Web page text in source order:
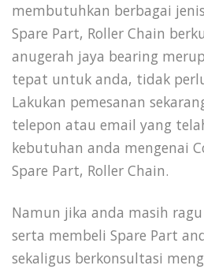
membutuhkan berbagai
Spare Part, Roller Chain
anugerah jaya bearing
tepat untuk anda, tidak
Lakukan pemesanan
telepon atau email yang
kebutuhan anda mengenai
Spare Part, Roller Chain.
Namun jika anda masih
serta membeli Spare Part
sekaligus berkonsultasi